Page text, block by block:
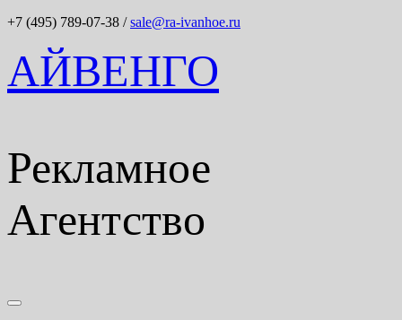
+7 (495) 789-07-38 /sale@ra-ivanhoe.ru
АЙВЕНГО
Рекламное
Агентство